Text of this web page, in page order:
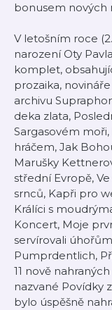
bonusem nových
V letošním roce
narození Oty
komplet,
prozaika,
archivu
deka zlata,
Sargasovém
hráčem, Jak
Marušky
střední Evropě,
srnců, Kapři pro
Králíci s
Koncert, Moje
servírovali
Pumprdentlich,
11 nově
nazvané Povídky
bylo úspěšně